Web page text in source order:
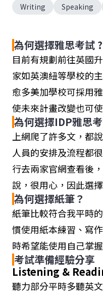
Writing Speaking
為何選擇雅思考試 ?
目前有規劃前往英國
家如英澳紐等學校的
愈多美加學校可採用
使未來計畫改變也可
為何選擇IDP雅思
上網爬了許多文，都
人員的安排及流程都
行去兩家官網查看後
說，很用心，因此選
為何選擇紙筆？
紙筆比較符合我平時
慣使用紙本練習、寫
時希望能使用自己掌
考試準備經驗分享
Listening &
聽力部分平時多聽英